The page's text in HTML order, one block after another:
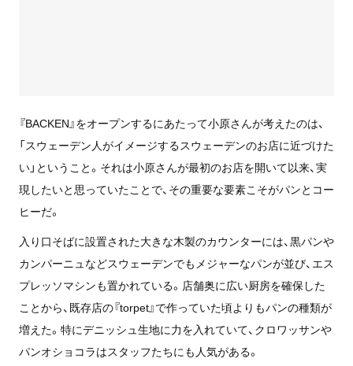
『BACKEN』をオープンするにあたって小原さんが考えたのは、
「スウェーデン人がイメージするスウェーデンのお店に近づけた
い」ということ。それは小原さんが最初のお店を開いて以来、実
現したいと思っていたことで、その重要な要素こそがパンとコー
ヒーだ。
入り口そばに設置された大きな木製のカウンターには、黒パンや
カンパーニュなどスウェーデンでもメジャーなパンが並び、エス
プレッソマシンも置かれている。店舗奥に広い厨房を確保した
ことから、既存店の『torpet』で作っていた頃よりもパンの種類が
増えた。特にデニッシュ生地に力を入れていて、クロワッサンや
パンオショコラはスタッフたちにも人気がある。